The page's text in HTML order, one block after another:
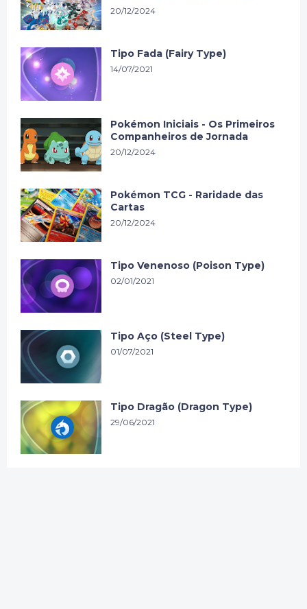
20/12/2024
Tipo Fada (Fairy Type)
14/07/2021
Pokémon Iniciais - Os Primeiros
Companheiros de Jornada
20/12/2024
Pokémon TCG - Raridade das
Cartas
20/12/2024
Tipo Venenoso (Poison Type)
02/01/2021
Tipo Aço (Steel Type)
01/07/2021
Tipo Dragão (Dragon Type)
29/06/2021